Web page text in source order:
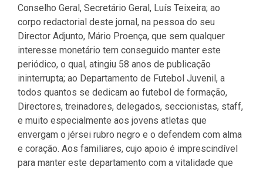
Conselho Geral, Secretário Geral, Luís Teixeira; ao
corpo redactorial deste jornal, na pessoa do seu
Director Adjunto, Mário Proença, que sem qualquer
interesse monetário tem conseguido manter este
periódico, o qual, atingiu 58 anos de publicação
ininterrupta; ao Departamento de Futebol Juvenil, a
todos quantos se dedicam ao futebol de formação,
Directores, treinadores, delegados, seccionistas, staff,
e muito especialmente aos jovens atletas que
envergam o jérsei rubro negro e o defendem com alma
e coração. Aos familiares, cujo apoio é imprescindível
para manter este departamento com a vitalidade que